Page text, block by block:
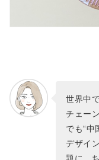
世界中
チェー
でも“中
デザイ
題に。